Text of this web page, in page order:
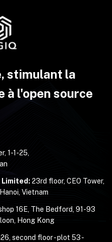
stimulant la
à l'open source
1-1-25,
Limited: 23rd floor, CEO Tower,
Vietnam
16E, The Bedford, 91-93
Hong Kong
second floor - plot 53 -